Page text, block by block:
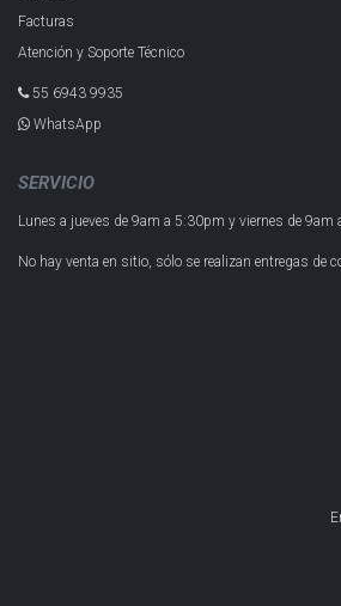
Facturas
Atención y Soporte Técnico
55 6943 993​5
WhatsApp
SERVICIO
Lunes a jueves de 9am a 5:30pm y viernes de 9am
No hay venta en sitio, sólo se realizan entregas de